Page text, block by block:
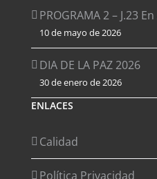
PROGRAMA 2 – J.23
10 de mayo de 2026
DIA DE LA PAZ 2026
30 de enero de 2026
ENLACES
Calidad
Política Privacidad